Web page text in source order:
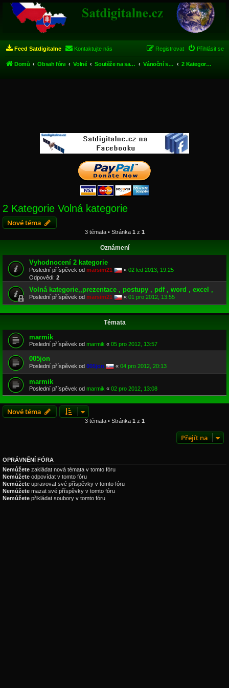
Feed Satdigitalne Kontaktujte nás Přihlásit se
Registrovat
Domů Obsah fóra Volné Soutěže na satdigitalne.cz Vánoční soutěž 2012 2 Kategorie Volná kategorie
2 Kategorie Volná kategorie
Nové téma
3 témata • Stránka 1 z 1
Oznámení
Vyhodnocení 2 kategorie
Poslední příspěvek od marsim21 « 02 led 2013, 19:25
Odpovědi: 2
Volná kategorie,,prezentace , postupy , pdf , word , excel ,
Poslední příspěvek od marsim21 « 01 pro 2012, 13:55
Témata
marmik
Poslední příspěvek od marmik « 05 pro 2012, 13:57
005jon
Poslední příspěvek od 005jon « 04 pro 2012, 20:13
marmik
Poslední příspěvek od marmik « 02 pro 2012, 13:08
Nové téma
3 témata • Stránka 1 z 1
Přejít na
OPRÁVNĚNÍ FÓRA
Nemůžete zakládat nová témata v tomto fóru
Nemůžete odpovídat v tomto fóru
Nemůžete upravovat své příspěvky v tomto fóru
Nemůžete mazat své příspěvky v tomto fóru
Nemůžete přikládat soubory v tomto fóru